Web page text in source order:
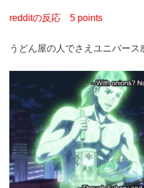
redditの反応 5 points
うどん屋の人でさえユニバー